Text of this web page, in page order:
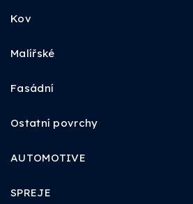
Kov
Malířské
Fasádní
Ostatní povrchy
AUTOMOTIVE
SPREJE